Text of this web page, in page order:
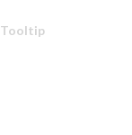
Tooltip